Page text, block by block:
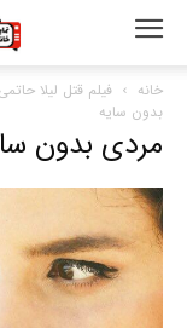
خانه فیلم قتل لیلا
بدون سایه
مردی بدون